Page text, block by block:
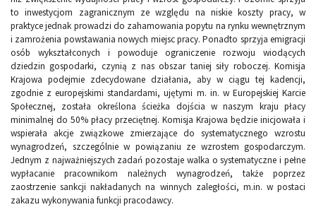
to inwestycjom zagranicznym ze względu na niskie koszty pracy, w
praktyce jednak prowadzi do zahamowania popytu na rynku wewnętrznym
i zamrożenia powstawania nowych miejsc pracy. Ponadto sprzyja emigracji
osób wykształconych i powoduje ograniczenie rozwoju wiodących
dziedzin gospodarki, czynią z nas obszar taniej siły roboczej. Komisja
Krajowa podejmie zdecydowane działania, aby w ciągu tej kadencji,
zgodnie z europejskimi standardami, ujętymi m. in. w Europejskiej Karcie
Społecznej, została określona ścieżka dojścia w naszym kraju płacy
minimalnej do 50% płacy przeciętnej. Komisja Krajowa będzie inicjowała i
wspierała akcje związkowe zmierzające do systematycznego wzrostu
wynagrodzeń, szczególnie w powiązaniu ze wzrostem gospodarczym.
Jednym z najważniejszych zadań pozostaje walka o systematyczne i pełne
wypłacanie pracownikom należnych wynagrodzeń, także poprzez
zaostrzenie sankcji nakładanych na winnych zaległości, m.in. w postaci
zakazu wykonywania funkcji pracodawcy.